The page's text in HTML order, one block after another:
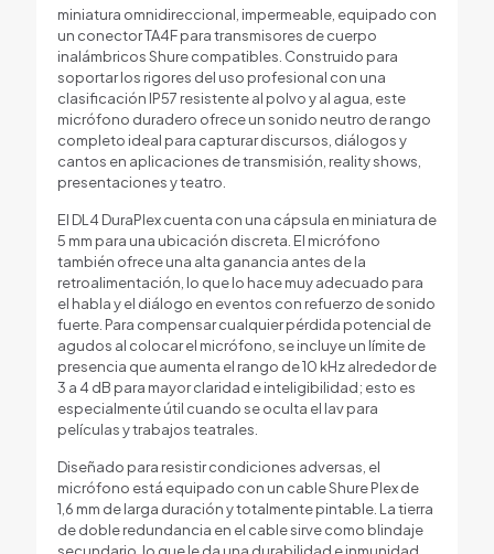
miniatura omnidireccional, impermeable, equipado con
un conector TA4F para transmisores de cuerpo
inalámbricos Shure compatibles. Construido para
soportar los rigores del uso profesional con una
clasificación IP57 resistente al polvo y al agua, este
micrófono duradero ofrece un sonido neutro de rango
completo ideal para capturar discursos, diálogos y
cantos en aplicaciones de transmisión, reality shows,
presentaciones y teatro.
El DL4 DuraPlex cuenta con una cápsula en miniatura de
5 mm para una ubicación discreta. El micrófono
también ofrece una alta ganancia antes de la
retroalimentación, lo que lo hace muy adecuado para
el habla y el diálogo en eventos con refuerzo de sonido
fuerte. Para compensar cualquier pérdida potencial de
agudos al colocar el micrófono, se incluye un límite de
presencia que aumenta el rango de 10 kHz alrededor de
3 a 4 dB para mayor claridad e inteligibilidad; esto es
especialmente útil cuando se oculta el lav para
películas y trabajos teatrales.
Diseñado para resistir condiciones adversas, el
micrófono está equipado con un cable Shure Plex de
1,6 mm de larga duración y totalmente pintable. La tierra
de doble redundancia en el cable sirve como blindaje
secundario, lo que le da una durabilidad e inmunidad